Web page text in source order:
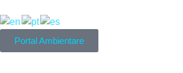
Portal Ambientare